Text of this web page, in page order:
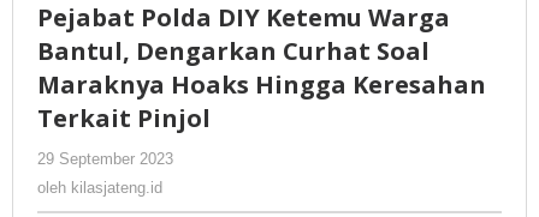
Ketemu
Warga
Bantul,
Dengarkan
Pejabat Polda DIY Ketemu Warga
Bantul, Dengarkan Curhat Soal
Maraknya Hoaks Hingga Keresahan
Terkait Pinjol
29 September 2023
oleh kilasjateng.id